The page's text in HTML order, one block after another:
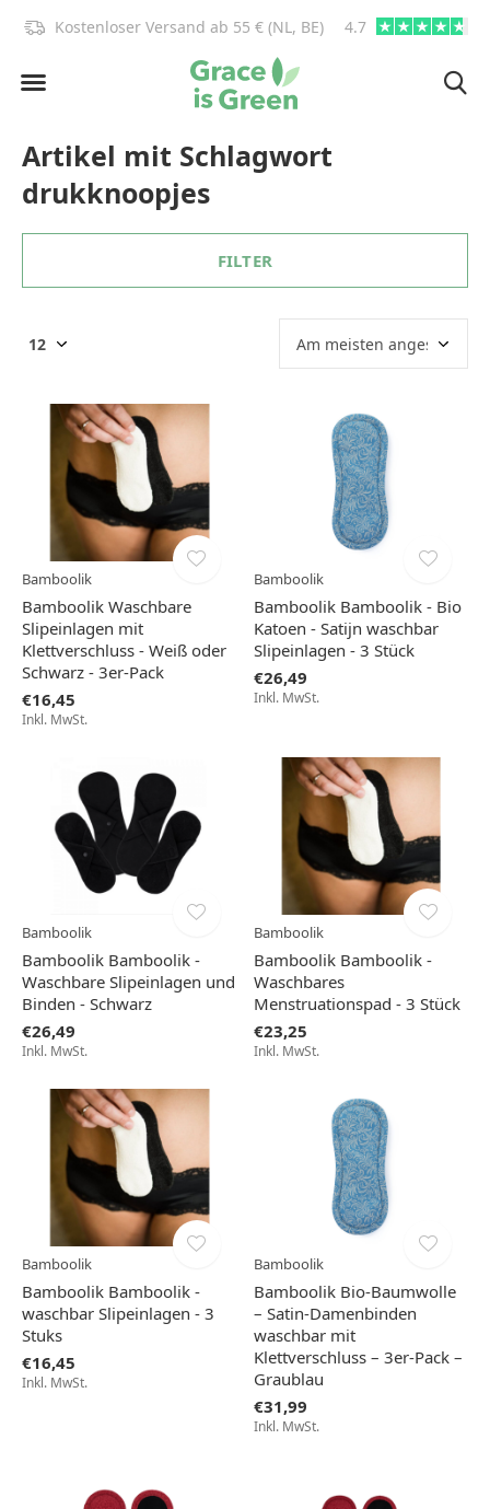
Kostenloser Versand ab 55 € (NL, BE) 4.7
Artikel mit Schlagwort
drukknoopjes
FILTER
Bamboolik
Bamboolik Waschbare
Slipeinlagen mit
Klettverschluss - Weiß oder
Schwarz - 3er-Pack
€16,45
Inkl. MwSt.
Bamboolik
Bamboolik Bamboolik - Bio
Katoen - Satijn waschbar
Slipeinlagen - 3 Stück
€26,49
Inkl. MwSt.
Bamboolik
Bamboolik Bamboolik -
Waschbare Slipeinlagen und
Binden - Schwarz
€26,49
Inkl. MwSt.
Bamboolik
Bamboolik Bamboolik -
Waschbares
Menstruationspad - 3 Stück
€23,25
Inkl. MwSt.
Bamboolik
Bamboolik Bamboolik -
waschbar Slipeinlagen - 3
Stuks
€16,45
Inkl. MwSt.
Bamboolik
Bamboolik Bio-Baumwolle
– Satin-Damenbinden
waschbar mit
Klettverschluss – 3er-Pack –
Graublau
€31,99
Inkl. MwSt.